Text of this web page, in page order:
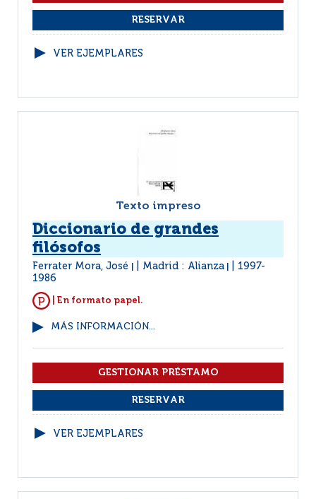
VER EJEMPLARES
Texto impreso
Diccionario de grandes
filósofos
Ferrater Mora, José Madrid : Alianza
1997-
1986
| En formato papel.
MÁS INFORMACIÓN...
VER EJEMPLARES